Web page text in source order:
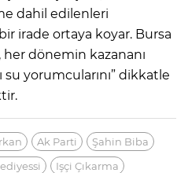
dahil edilenleri
irade ortaya koyar. Bursa
dönemin kazananı
su yorumcularını” dikkatle
Ak Parti
Şahin Biba
Işçi Çıkarma